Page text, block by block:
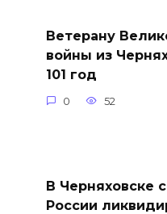
Ветерану
войны из
101 год
0 52
В Черняховске
России